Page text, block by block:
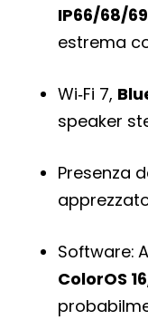
IP66/68/
estrema
Wi‑Fi 7,
speaker
Presenza
Software:
ColorOS 16